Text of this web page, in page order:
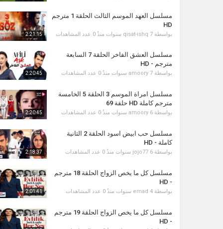
2:21:15
مسلسل العهد الموسم الثالث الحلقة 1 مترجم
HD
بواسطة qisat-ishq 7 سنوات منذُ 0 عدد المشاهدات
2:20:45
مسلسل العشق الفاخر الحلقة 7 السابعة
مترجم - HD
بواسطة amoory 7 سنوات منذُ 0 عدد المشاهدات
2:20:45
مسلسل امراة الموسم 3 الحلقة 5 الخامسة
مترجم كاملة HD حلقة 69
بواسطة amoory 6 سنوات منذُ 0 عدد المشاهدات
2:18:37
مسلسل حب ابيض اسود الحلقة 2 الثانية
كاملة - HD
بواسطة jojo77 6 سنوات منذُ 0 عدد المشاهدات
2:01:41
مسلسل كل ما يخص الزواج الحلقة 18 مترجم
- HD
بواسطة emad 4 سنوات منذُ 0 عدد المشاهدات
مسلسل كل ما يخص الزواج الحلقة 19 مترجم
- HD